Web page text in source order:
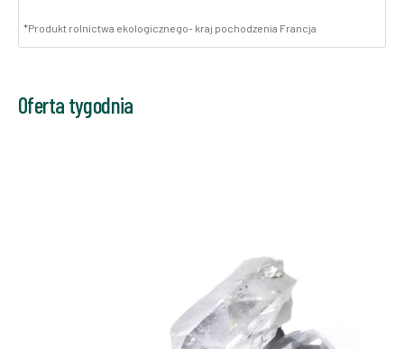
*Produkt rolnictwa ekologicznego- kraj pochodzenia Francja
Oferta tygodnia